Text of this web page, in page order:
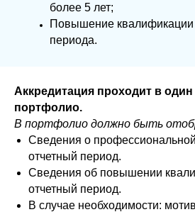
более 5 лет;
Повышение квалификации
периода.
Аккредитация проходит в один
портфолио.
В портфолио должно быть
Сведения о профессиональной
отчетный период.
Сведения об повышении
отчетный период.
В случае необходимости: